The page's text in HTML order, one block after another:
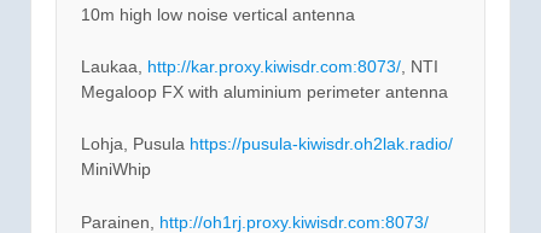
10m high low noise vertical antenna
Laukaa, http://kar.proxy.kiwisdr.com:8073/ , NTI
Megaloop FX with aluminium perimeter antenna
Lohja, Pusula https://pusula-kiwisdr.oh2lak.radio/
MiniWhip
Parainen, http://oh1rj.proxy.kiwisdr.com:8073/